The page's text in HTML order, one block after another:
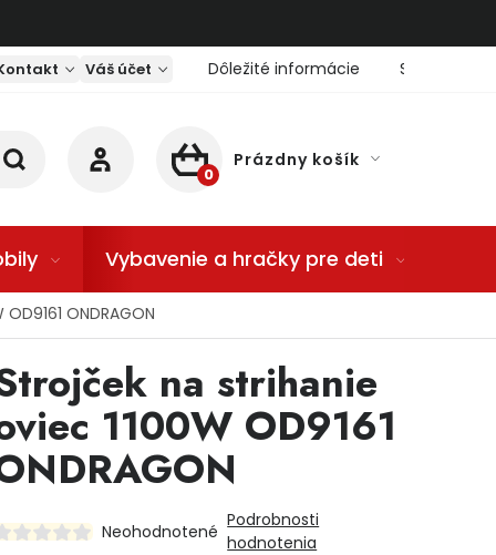
Váš účet Dôležité informácie Servis
NÁKUPNÝ KOŠÍK
Prázdny košík
Vybavenie a hračky pre deti
ONDRAGON
na strihanie
1100W OD9161
Neohodnotené
Podrobnosti
hodnotenia